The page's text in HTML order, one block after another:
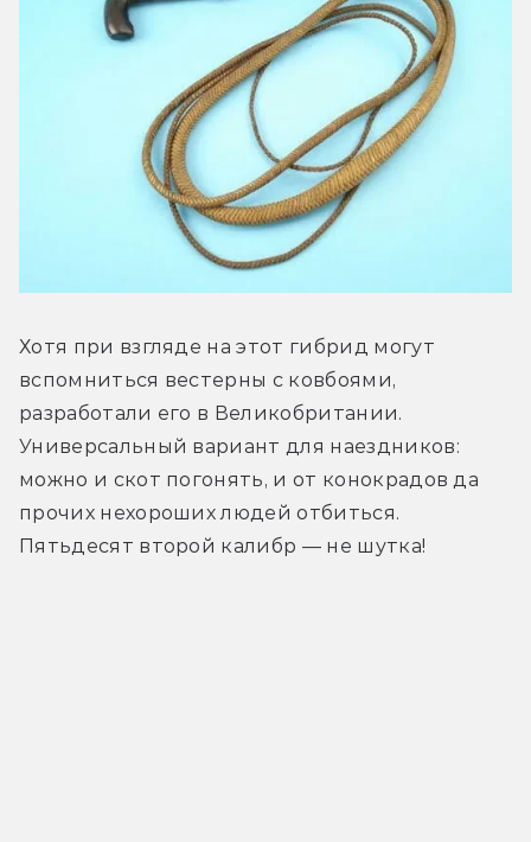
Хотя при взгляде на этот гибрид могут
вспомниться вестерны с ковбоями,
разработали его в Великобритании.
Универсальный вариант для наездников:
можно и скот погонять, и от конокрадов да
прочих нехороших людей отбиться.
Пятьдесят второй калибр — не шутка!